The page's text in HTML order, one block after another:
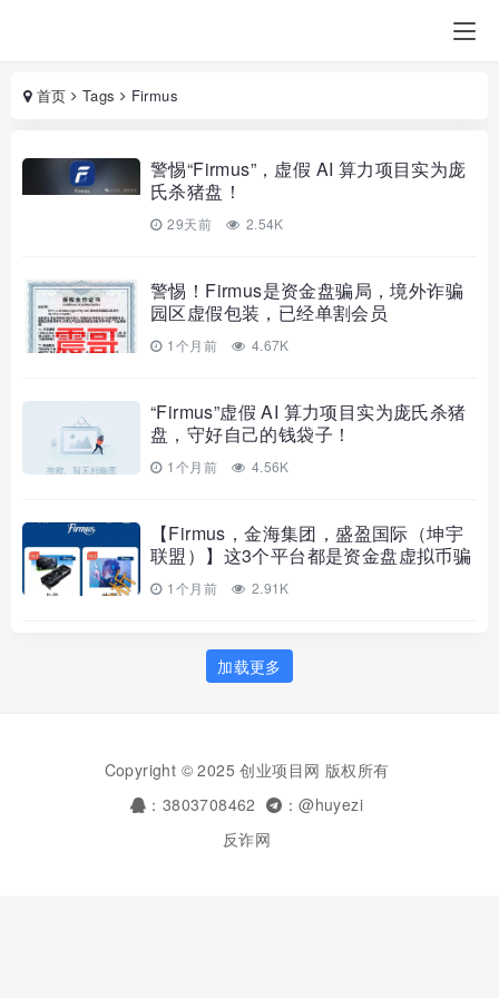
首页 Tags Firmus
警惕“Firmus”，虚假 AI 算力项目实为庞
氏杀猪盘！
29天前 2.54K
警惕！Firmus是资金盘骗局，境外诈骗
园区虚假包装，已经单割会员
1个月前 4.67K
“Firmus”虚假 AI 算力项目实为庞氏杀猪
盘，守好自己的钱袋子！
1个月前 4.56K
【Firmus，金海集团，盛盈国际（坤宇
联盟）】这3个平台都是资金盘虚拟币骗
局，赶紧远离！
1个月前 2.91K
加载更多
Copyright © 2025 创业项目网 版权所有
：3803708462
：@huyezi
反诈网